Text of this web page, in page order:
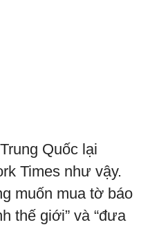
Quốc lại
Times như vậy.
muốn mua tờ báo
thế giới” và “đưa